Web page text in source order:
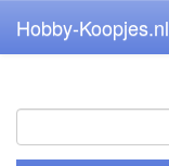
Hobby-Koopjes.nl